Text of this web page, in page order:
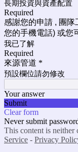
長期投資與資產配置
Required
感謝您的申請 , 團
您的手機電話) 或您
我已了解
Required
來源管道 *
預設欄位請勿修改
Your answer
Submit
Clear form
Never submit
This content is neither
Service - Privacy